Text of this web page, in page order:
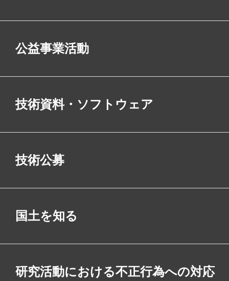
公益事業活動
技術資料・ソフトウェア
技術公募
国土を知る
研究活動における不正行為への対応